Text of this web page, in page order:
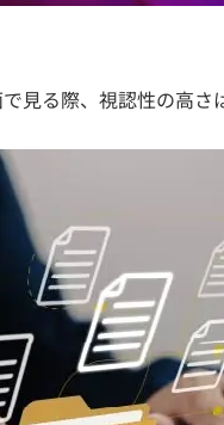
見る際、視認性の高